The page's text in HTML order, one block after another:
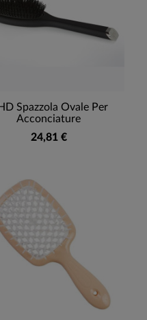
Spazzola Ovale Per
Acconciature
24,81 €